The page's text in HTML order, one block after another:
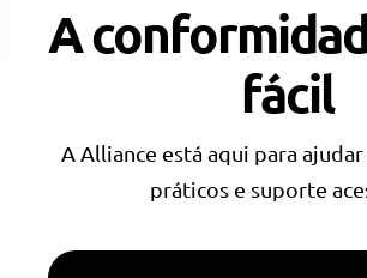
A
fácil
A Alliance está aqui para
práticos e suporte